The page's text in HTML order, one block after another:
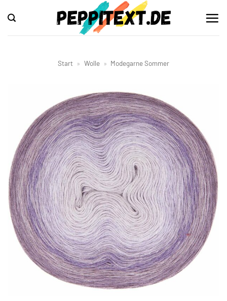
Inhalt
springen
Start » Wolle » Modegarne Sommer